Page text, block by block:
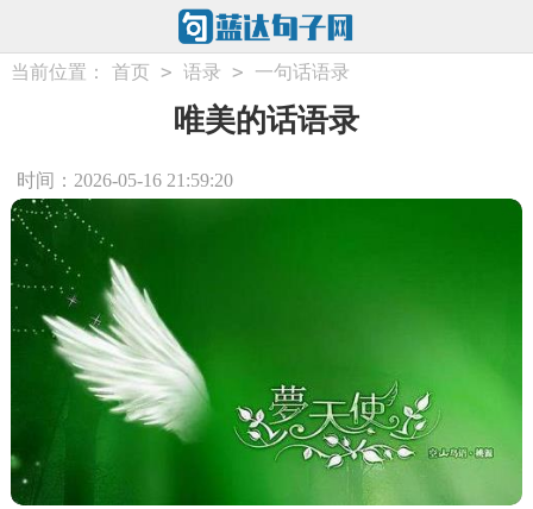
当前位置： 首页 > 语录 > 一句话语录
唯美的话语录
时间：2026-05-16 21:59:20